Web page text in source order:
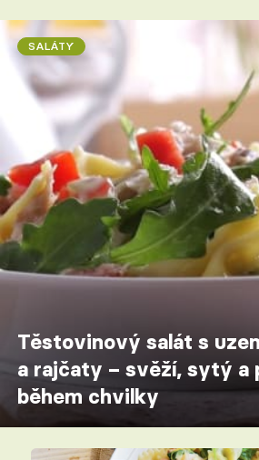
SALÁTY
Těstovinový salát s
a rajčaty – svěží, sytý a
během chvilky